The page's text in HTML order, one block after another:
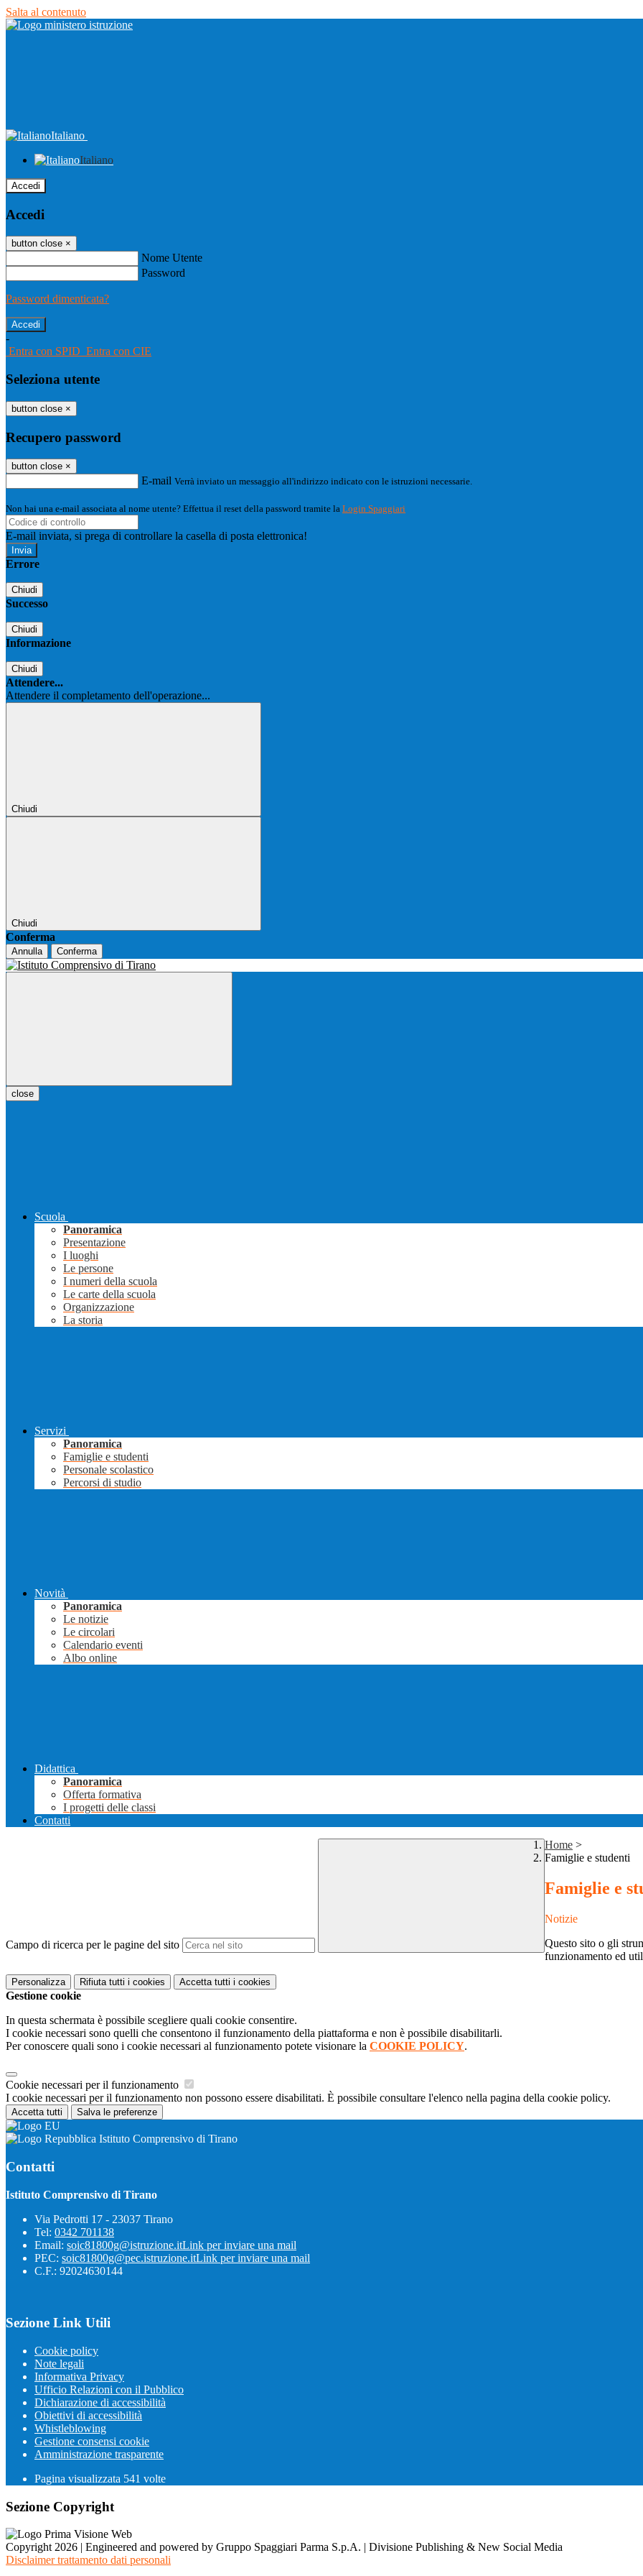
Salta al contenuto
Italiano
Italiano
Accedi
Accedi
button close ×
Nome Utente
Password
Password dimenticata?
-
Entra con SPID Entra con CIE
Seleziona utente
button close ×
Recupero password
button close ×
E-mail Verrà inviato un messaggio all'indirizzo indicato con le istruzioni necessarie.
Non hai una e-mail associata al nome utente? Effettua il reset della password tramite la Login Spaggiari
E-mail inviata, si prega di controllare la casella di posta elettronica!
Errore
Chiudi
Successo
Chiudi
Informazione
Chiudi
Attendere...
Attendere il completamento dell'operazione...
Chiudi
Chiudi
Conferma
Annulla Conferma
close
Scuola
Panoramica
Presentazione
I luoghi
Le persone
I numeri della scuola
Le carte della scuola
Organizzazione
La storia
Servizi
Panoramica
Famiglie e studenti
Personale scolastico
Percorsi di studio
Novità
Panoramica
Le notizie
Le circolari
Calendario eventi
Albo online
Didattica
Panoramica
Offerta formativa
I progetti delle classi
Contatti
Campo di ricerca per le pagine del sito
Home >
Famiglie e studenti
Famiglie e
Notizie
Questo sito o gli
funzionamento ed
Personalizza Rifiuta tutti i cookies Accetta tutti i cookies
Gestione cookie
In questa schermata è possibile scegliere quali cookie consentire.
I cookie necessari sono quelli che consentono il funzionamento della piattaforma e non è possibile disabilitarli.
Per conoscere quali sono i cookie necessari al funzionamento potete visionare la COOKIE POLICY.
Cookie necessari per il funzionamento
I cookie necessari per il funzionamento non possono essere disabilitati. È possibile consultare l'elenco nella pagina della cookie policy.
Accetta tutti Salva le preferenze
Istituto Comprensivo di Tirano
Contatti
Istituto Comprensivo di Tirano
Via Pedrotti 17 - 23037 Tirano
Tel: 0342 701138
Email: soic81800g@istruzione.itLink per inviare una mail
PEC: soic81800g@pec.istruzione.itLink per inviare una mail
C.F.: 92024630144
Sezione Link Utili
Cookie policy
Note legali
Informativa Privacy
Ufficio Relazioni con il Pubblico
Dichiarazione di accessibilità
Obiettivi di accessibilità
Whistleblowing
Gestione consensi cookie
Amministrazione trasparente
Pagina visualizzata 541 volte
Sezione Copyright
Copyright 2026 | Engineered and powered by Gruppo Spaggiari Parma S.p.A. | Divisione Publishing & New Social Media
Disclaimer trattamento dati personali